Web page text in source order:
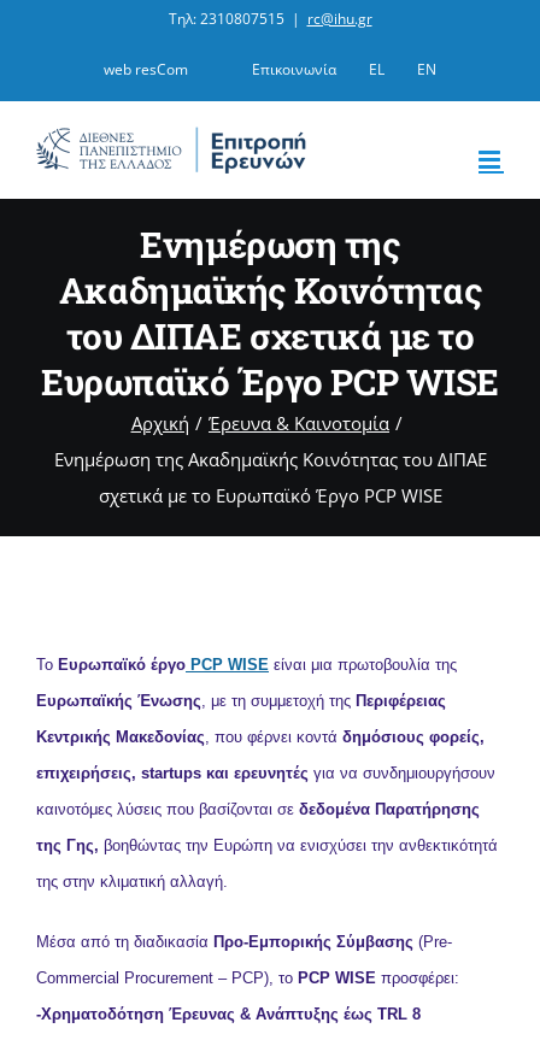
Τηλ: 2310807515 | rc@ihu.gr
web resCom Επικοινωνία EL EN
Ενημέρωση της
Ακαδημαϊκής Κοινότητας
του ΔΙΠΑΕ σχετικά με το
Ευρωπαϊκό Έργο PCP WISE
Αρχική
Έρευνα & Καινοτομία
Ενημέρωση της Ακαδημαϊκής Κοινότητας του ΔΙΠΑΕ
σχετικά με το Ευρωπαϊκό Έργο PCP WISE
Το Ευρωπαϊκό έργο PCP WISE είναι μια πρωτοβουλία της
Ευρωπαϊκής Ένωσης, με τη συμμετοχή της Περιφέρειας
Κεντρικής Μακεδονίας, που φέρνει κοντά δημόσιους φορείς,
επιχειρήσεις, startups και ερευνητές για να συνδημιουργήσουν
καινοτόμες λύσεις που βασίζονται σε δεδομένα Παρατήρησης
της Γης, βοηθώντας την Ευρώπη να ενισχύσει την ανθεκτικότητά
της στην κλιματική αλλαγή.
Μέσα από τη διαδικασία Προ-Εμπορικής Σύμβασης (Pre-
Commercial Procurement – PCP), το PCP WISE προσφέρει:
-Χρηματοδότηση Έρευνας & Ανάπτυξης έως TRL 8